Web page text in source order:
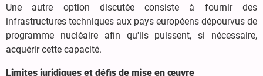
Une autre option discutée consiste à fournir des
infrastructures techniques aux pays européens dépourvus de
programme nucléaire afin qu'ils puissent, si nécessaire,
acquérir cette capacité.
Limites juridiques et défis de mise en œuvre